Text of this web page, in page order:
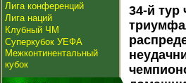
Лига конференций
Лига наций
Клубный ЧМ
Суперкубок УЕФА
Межконтинентальный
кубок
34-й тур